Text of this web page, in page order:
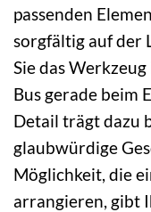
passenden
sorgfältig auf der
Sie das
Bus gerade beim
Detail trägt dazu
glaubwürdige
Möglichkeit, die
arrangieren, gibt